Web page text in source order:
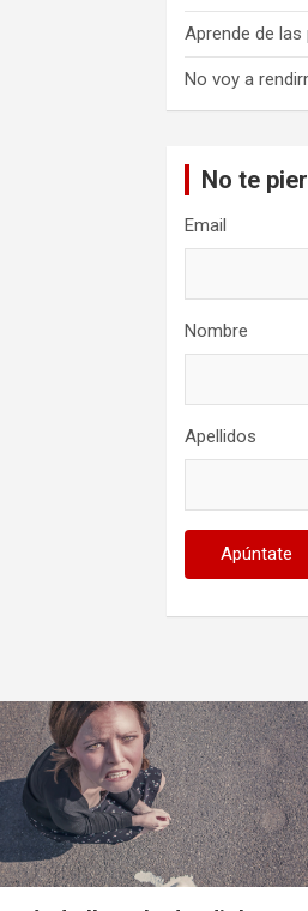
Aprende de
No voy a
No te
Email
Nombre
Apellidos